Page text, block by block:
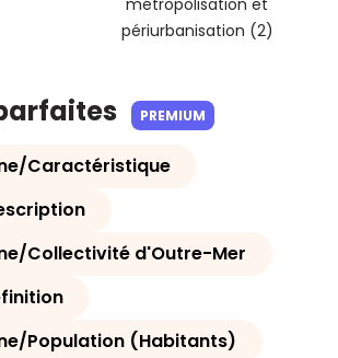
métropolisation et
périurbanisation (2)
PREMIUM
Caractéristique
Collectivité d'Outre-Mer
Population (Habitants)